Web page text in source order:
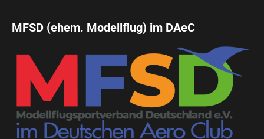
MFSD (ehem. Modellflug) im DAeC